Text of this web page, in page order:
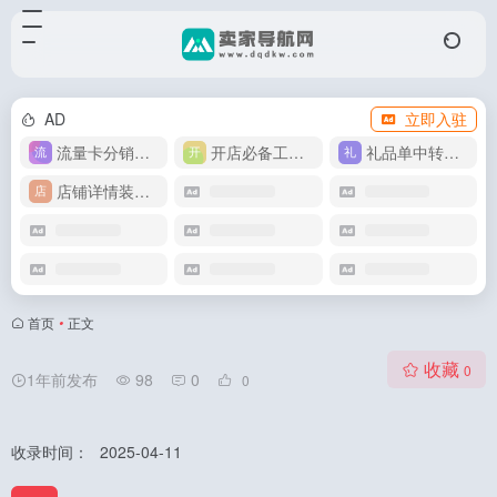
AD
立即入驻
流量卡分销代理
开店必备工具箱
礼品单中转同步单
店铺详情装修模版
首页 • 正文
1年前发布 98 0 0 收藏 0
收录时间： 2025-04-11